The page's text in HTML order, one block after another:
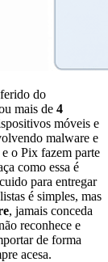
do
mais de 4
móveis e
malware e
o Pix fazem parte
como essa é
para entregar
é simples, mas
, jamais conceda
reconhece e
de forma
acesa.